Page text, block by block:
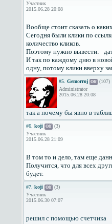
Участник
2015.06.28 20:08
Вообще стоит сказать о
Сегодня были клики по
количество кликов.
Поэтому нужно вывести:
И так по каждому дню в
одну, потому клики вверху
#5. Gemorroj Off (107)
Administrator
2015.06.28 20:08
так а почему бы явно в
#6. koji Off (3)
Участник
2015.06.28 21:09
В том то и дело, там еще
Получится, что для всех
будет.
#7. koji Off (3)
Участник
2015.06.30 07:07
решил с помощью счетчика